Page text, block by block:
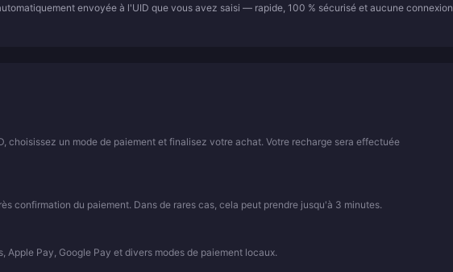
envoyée à l'UID que vous avez saisi — rapide, 100 % sécurisé et aucune connexion
choisissez un mode de paiement et finalisez votre achat. Votre recharge sera effectuée
confirmation du paiement. Dans de rares cas, cela peut prendre jusqu'à 3 minutes.
Pay, Google Pay et divers modes de paiement locaux.